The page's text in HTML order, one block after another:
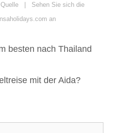
| Sehen Sie sich die
an
besten nach Thailand
mit der Aida?